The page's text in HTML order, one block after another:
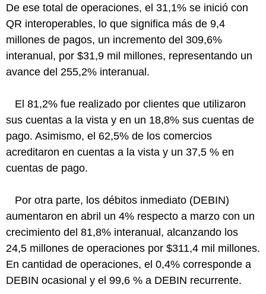
De ese total de operaciones, el 31,1% se inició con
QR interoperables, lo que significa más de 9,4
millones de pagos, un incremento del 309,6%
interanual, por $31,9 mil millones, representando un
avance del 255,2% interanual.
El 81,2% fue realizado por clientes que utilizaron
sus cuentas a la vista y en un 18,8% sus cuentas de
pago. Asimismo, el 62,5% de los comercios
acreditaron en cuentas a la vista y un 37,5 % en
cuentas de pago.
Por otra parte, los débitos inmediato (DEBIN)
aumentaron en abril un 4% respecto a marzo con un
crecimiento del 81,8% interanual, alcanzando los
24,5 millones de operaciones por $311,4 mil millones.
En cantidad de operaciones, el 0,4% corresponde a
DEBIN ocasional y el 99,6 % a DEBIN recurrente.